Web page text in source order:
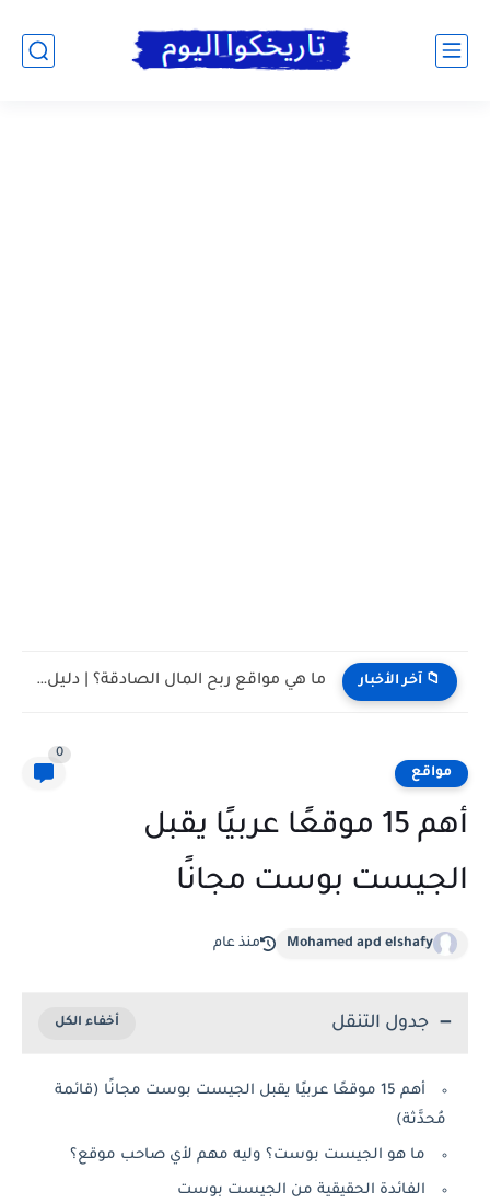
📁 آخر الأخبار تأثير وسائل التواصل الاجتماعي على حياتنا اليومية: بين الفوائد والتحديات
مواقع
0
أهم 15 موقعًا عربيًا يقبل
الجيست بوست مجانًا
Mohamed apd elshafy منذ عام
جدول التنقل
أهم 15 موقعًا عربيًا يقبل الجيست بوست مجانًا (قائمة
مُحدَّثة)
ما هو الجيست بوست؟ وليه مهم لأي صاحب موقع؟
الفائدة الحقيقية من الجيست بوست